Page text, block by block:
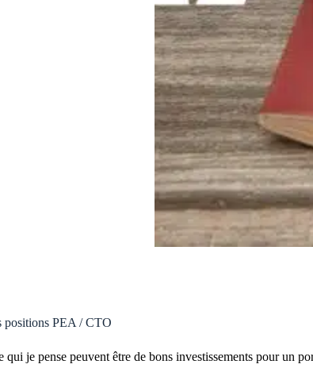
positions PEA / CTO
je pense peuvent être de bons investissements pour un